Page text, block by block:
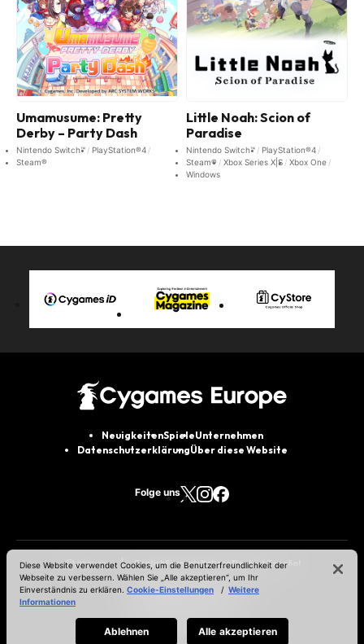
Umamusume: Pretty
Derby – Party Dash
Nintendo Switch™
PlayStation®4
Steam®
Little Noah: Scion of
Paradise
Nintendo Switch™
PlayStation®4
Steam®
Xbox Series X|S
Xbox One
Windows
NeuigkeitenSpieleUnternehmen
DatenschutzerklärungÜber diese Website
Folge uns
Language EnglishFrançaisItalianoDeutschEspañol
© Cygames Europe Ltd.
Diese Website verwendet Cookies, um die Benutzerfreundlichkeit der
Webseite zu verbessern. Wählen Sie „Alle akzeptieren“, um Ihr
Einverständnis zu erklären. Cookie-Einstellungen / Weitere
Informationen
Ablehnen Alle akzeptieren